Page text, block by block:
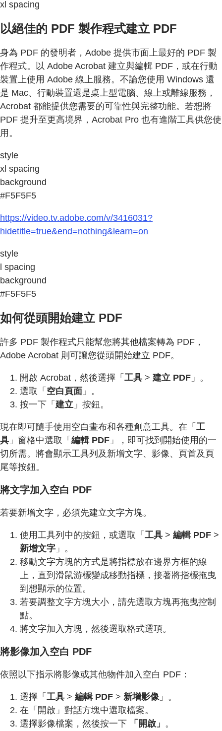
xl spacing
以絕佳的 PDF 製作程式建立 PDF
身為 PDF 的發明者，Adobe 提供市面上最好的 PDF 製
作程式。以 Adobe Acrobat 建立與編輯 PDF，或在行動
裝置上使用 Adobe 線上服務。不論您使用 Windows 還
是 Mac、行動裝置還是桌上型電腦、線上或離線服務，
Acrobat 都能提供您需要的可靠性與完整功能。若想將
PDF 提升至更高境界，Acrobat Pro 也有進階工具供您使
用。
style
xl spacing
background
#F5F5F5
https://video.tv.adobe.com/v/3416031?
hidetitle=true&end=nothing&learn=on
style
l spacing
background
#F5F5F5
如何從頭開始建立 PDF
許多 PDF 製作程式只能幫您將其他檔案轉為 PDF，
Adobe Acrobat 則可讓您從頭開始建立 PDF。
開啟 Acrobat，然後選擇「 工具 > 建立 PDF 」。
選取「 空白頁面 」。
按一下「 建立 」按鈕。
現在即可隨手使用空白畫布和各種創意工具。在「 工
具 」窗格中選取「 編輯 PDF 」，即可找到開始使用的一
切所需。將會顯示工具列及新增文字、影像、頁首及頁
尾等按鈕。
將文字加入空白 PDF
若要新增文字，必須先建立文字方塊。
使用工具列中的按鈕，或選取「 工具 > 編輯 PDF >
新增文字 」。
移動文字方塊的方式是將指標放在邊界方框的線
上，直到滑鼠游標變成移動指標，接著將指標拖曳
到想顯示的位置。
若要調整文字方塊大小，請先選取方塊再拖曳控制
點。
將文字加入方塊，然後選取格式選項。
將影像加入空白 PDF
依照以下指示將影像或其他物件加入空白 PDF：
選擇「 工具 > 編輯 PDF > 新增影像 」。
在「開啟」對話方塊中選取檔案。
選擇影像檔案，然後按一下
「開啟」 。